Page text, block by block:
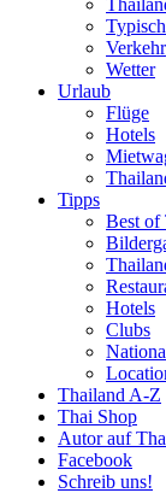
Verkehr
Wetter
Urlaub
Flüge
Hotels
Tipps
Best of
Hotels
Clubs
Thailand A-Z
Thai Shop
Autor auf
Facebook
Schreib uns!